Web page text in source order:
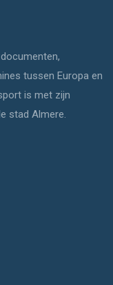
tussen Europa en
is met zijn
stad Almere.